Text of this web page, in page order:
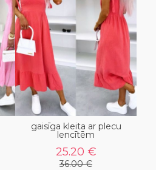
gaisīga kleita ar plecu
lencītēm
25.20 €
36.00 €